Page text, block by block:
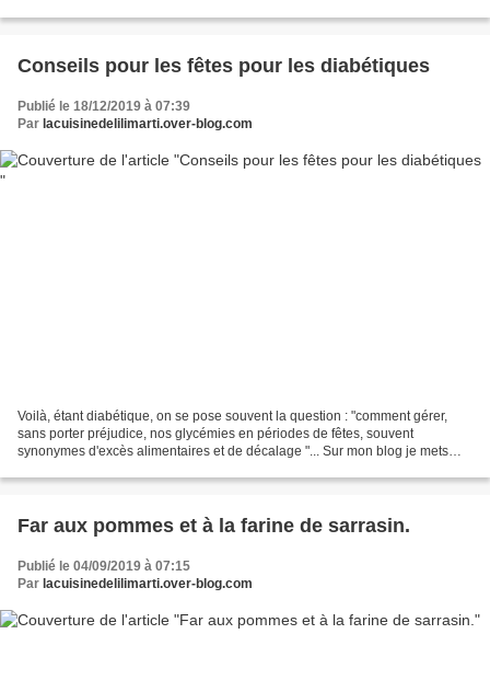
Conseils pour les fêtes pour les diabétiques
Publié le 18/12/2019 à 07:39
Par lacuisinedelilimarti.over-blog.com
Voilà, étant diabétique, on se pose souvent la question : "comment gérer,
sans porter préjudice, nos glycémies en périodes de fêtes, souvent
synonymes d'excès alimentaires et de décalage "... Sur mon blog je mets
Far aux pommes et à la farine de sarrasin.
Publié le 04/09/2019 à 07:15
Par lacuisinedelilimarti.over-blog.com